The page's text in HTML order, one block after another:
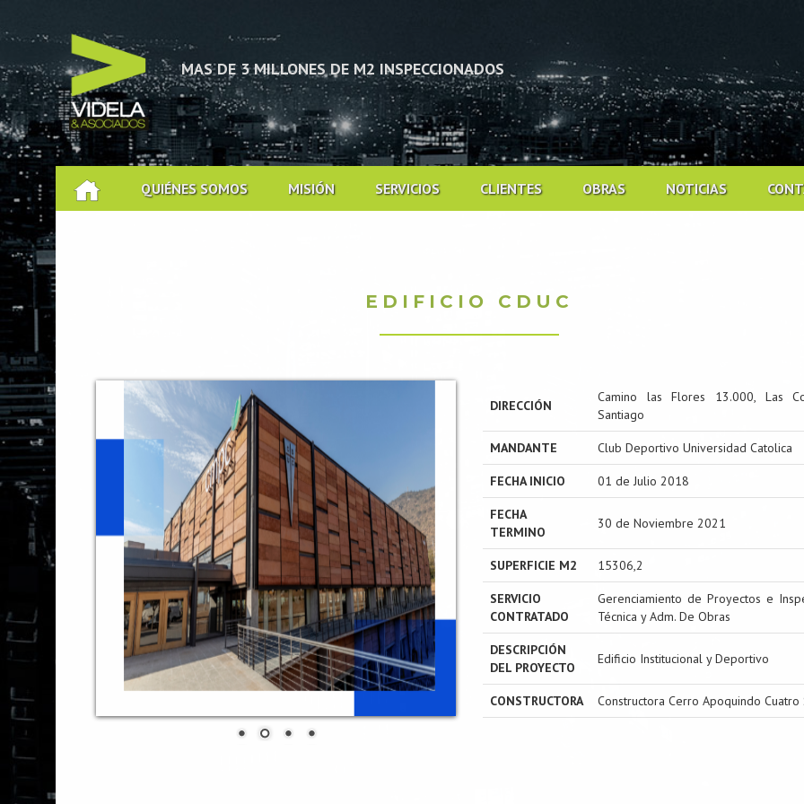
TÉCNICA MAS DE 3 MILLONES DE M2 INSPECCIONADOS
QUIÉNES SOMOS MISIÓN SERVICIOS CLIENTES OBRAS NOTICIAS
EDIFICIO CDUC
DIRECCIÓN
Camino las Flores 13.000, Las
Santiago
MANDANTE Club Deportivo Universidad Catolica
FECHA INICIO 01 de Julio 2018
FECHA
TERMINO
30 de Noviembre 2021
SUPERFICIE M2 15306,2
SERVICIO
CONTRATADO
Gerenciamiento de Proyectos e
Técnica y Adm. De Obras
DESCRIPCIÓN
DEL PROYECTO
Edificio Institucional y Deportivo
CONSTRUCTORA Constructora Cerro Apoquindo Cuatro